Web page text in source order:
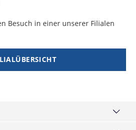
Besuch in einer unserer Filialen